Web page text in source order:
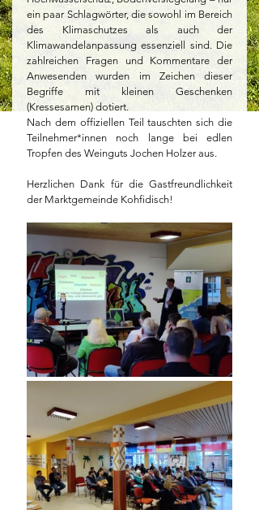
ein paar Schlagwörter, die sowohl im Bereich
des Klimaschutzes als auch der
Klimawandelanpassung essenziell sind. Die
zahlreichen Fragen und Kommentare der
Anwesenden wurden im Zeichen dieser
Begriffe mit kleinen Geschenken
(Kressesamen) dotiert.
Nach dem offiziellen Teil tauschten sich die
Teilnehmer*innen noch lange bei edlen
Tropfen des Weinguts Jochen Holzer aus.
Herzlichen Dank für die Gastfreundlichkeit
der Marktgemeinde Kohfidisch!